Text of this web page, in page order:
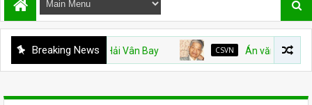
Breaking News Án văn – Kỳ 9. Hết